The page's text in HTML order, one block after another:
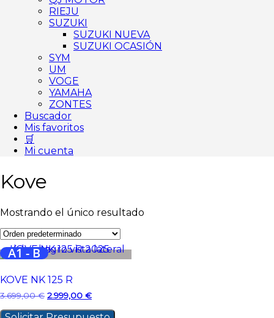
RIEJU
SUZUKI
SUZUKI NUEVA
SUZUKI OCASIÓN
SYM
UM
VOGE
YAMAHA
ZONTES
Buscador
Mis favoritos
🛒
Mi cuenta
Kove
Mostrando el único resultado
A1 - B
KOVE NK 125 R
3.699,00€ El
original
2.999,00 €El
actual